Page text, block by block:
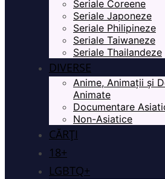
Seriale Coreene
Seriale Japoneze
Seriale Philipineze
Seriale Taiwaneze
Seriale Thailandeze
DIVERSE
Anime, Animații și
Animate
Documentare
Non-Asiatice
CĂRȚI
18+
LGBTQ+